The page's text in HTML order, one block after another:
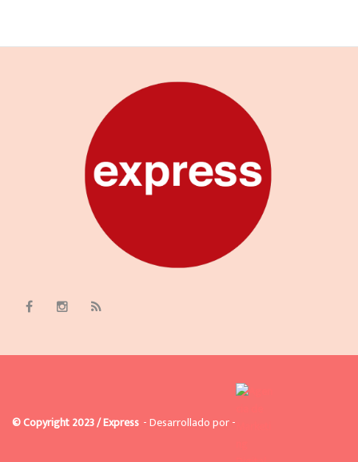
© Copyright 2023 / Express - Desarrollado por -